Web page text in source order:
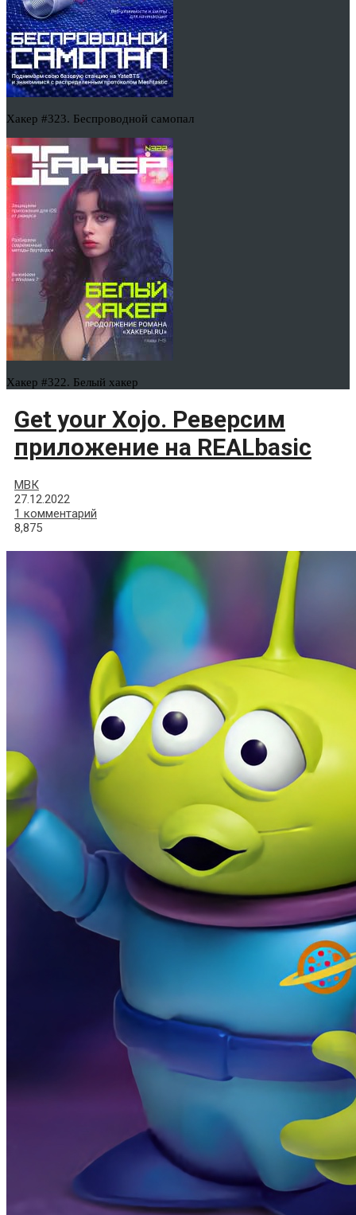
Хакер #323. Беспроводной самопал
Хакер #322. Белый хакер
Get your Xojo. Реверсим
приложение на REALbasic
МВК
27.12.2022
1 комментарий
8,875